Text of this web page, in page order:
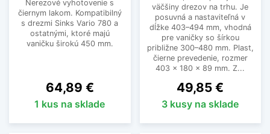
Nerezové vyhotovenie s
čiernym lakom. Kompatibilný
s drezmi Sinks Vario 780 a
ostatnými, ktoré majú
vaničku širokú 450 mm.
Cena
64,89 €
1 kus na sklade
väčšiny drezov na trhu. Je
posuvná a nastaviteľná v
dĺžke 403–494 mm, vhodná
pre vaničky so šírkou
približne 300–480 mm. Plast,
čierne prevedenie, rozmer
403 x 180 x 89 mm. Z...
Cena
49,85 €
3 kusy na sklade